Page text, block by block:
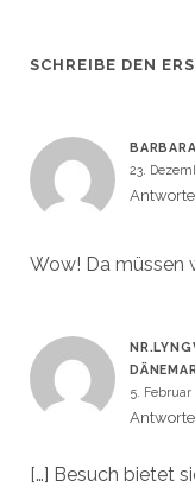
SCHREIBE DEN
BARBARA
23.
Wow! Da müssen
5. Februar
[…] Besuch bietet